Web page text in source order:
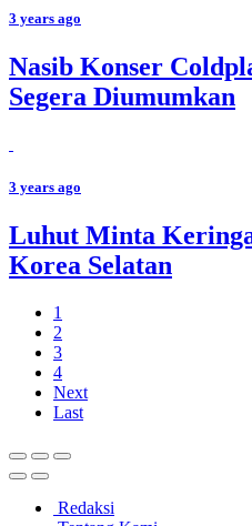
3 years ago
Nasib Konser
Segera Diumumkan
3 years ago
Luhut Minta
Korea Selatan
1
2
3
4
Next
Last
Redaksi